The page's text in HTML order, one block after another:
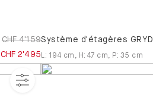
CHF 4'159
CHF 2'495
Système d'étagères GRYD
L: 194 cm , H : 47 cm, P: 35 cm